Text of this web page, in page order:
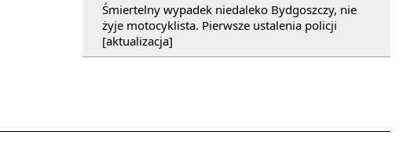
Śmiertelny wypadek niedaleko Bydgoszczy, nie
żyje motocyklista. Pierwsze ustalenia policji
[aktualizacja]